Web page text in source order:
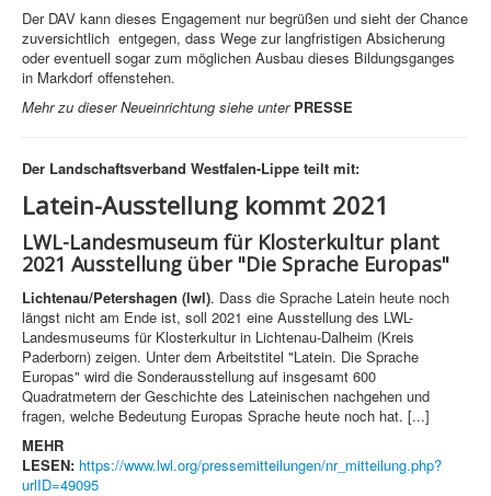
Der DAV kann dieses Engagement nur begrüßen und sieht der Chance
zuversichtlich entgegen, dass Wege zur langfristigen Absicherung
oder eventuell sogar zum möglichen Ausbau dieses Bildungsganges
in Markdorf offenstehen.
Mehr zu dieser Neueinrichtung siehe unter PRESSE
Der Landschaftsverband Westfalen-Lippe teilt mit:
Latein-Ausstellung kommt 2021
LWL-Landesmuseum für Klosterkultur plant
2021 Ausstellung über "Die Sprache Europas"
Lichtenau/Petershagen (lwl). Dass die Sprache Latein heute noch
längst nicht am Ende ist, soll 2021 eine Ausstellung des LWL-
Landesmuseums für Klosterkultur in Lichtenau-Dalheim (Kreis
Paderborn) zeigen. Unter dem Arbeitstitel "Latein. Die Sprache
Europas" wird die Sonderausstellung auf insgesamt 600
Quadratmetern der Geschichte des Lateinischen nachgehen und
fragen, welche Bedeutung Europas Sprache heute noch hat. [...]
MEHR
LESEN: https://www.lwl.org/pressemitteilungen/nr_mitteilung.php?
urlID=49095